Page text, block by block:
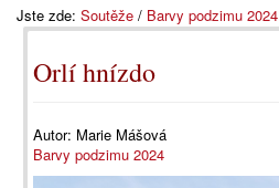
Jste zde: Soutěže / Barvy podzimu 2024
Orlí hnízdo
Autor: Marie Mášová
Barvy podzimu 2024